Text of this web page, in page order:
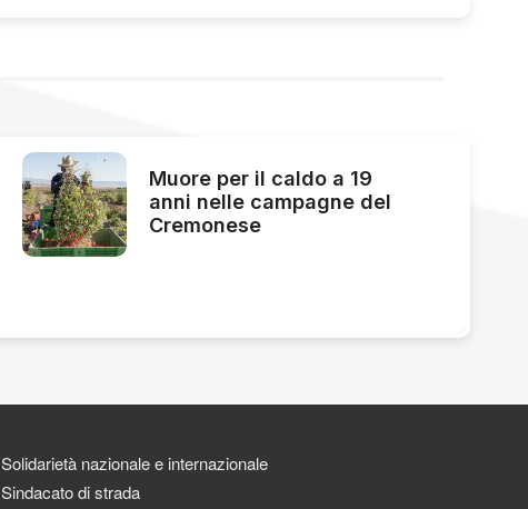
Muore per il caldo a 19
anni nelle campagne del
Cremonese
Solidarietà nazionale e internazionale
Sindacato di strada